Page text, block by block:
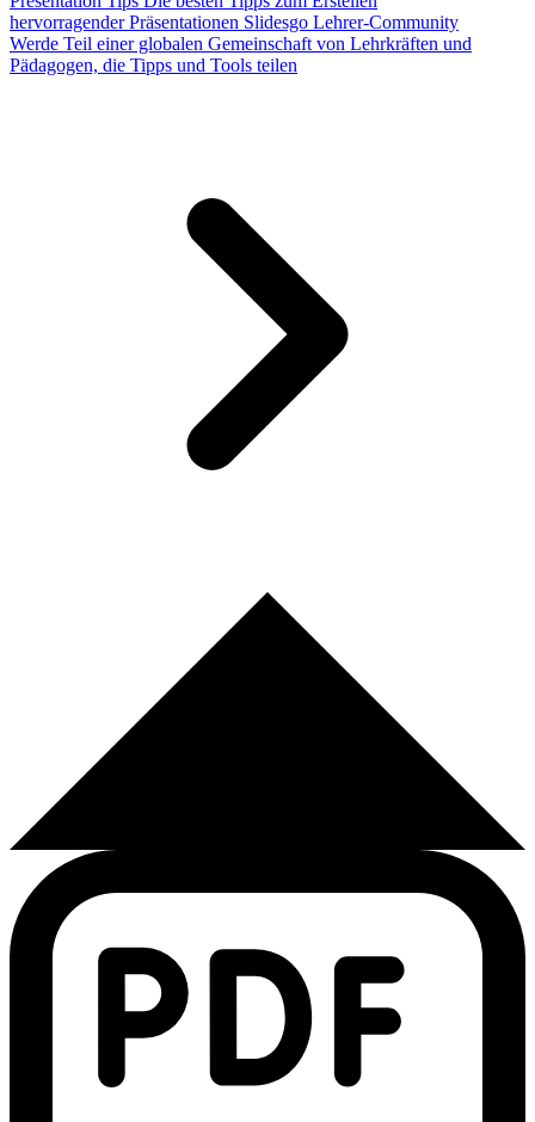
hervorragender Präsentationen Slidesgo Lehrer-Community
Werde Teil einer globalen Gemeinschaft von Lehrkräften und
Pädagogen, die Tipps und Tools teilen